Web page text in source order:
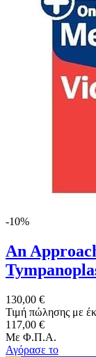
-10%
An
130,00 €
Τιμή πώλησης με
117,00 €
Με Φ.Π.Α.
Αγόρασε το